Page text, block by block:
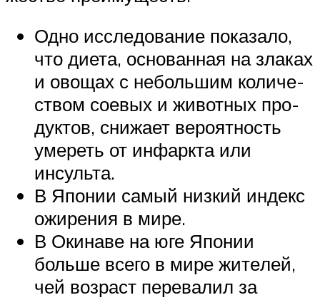
Одно иссле­до­ва­ние пока­зало,
что диета, осно­ван­ная на зла­ках
и ово­щах с неболь­шим коли­че­
ством сое­вых и живот­ных про­
дук­тов, сни­жает веро­ят­ность
уме­реть от инфаркта или
инсульта.
В Япо­нии самый низ­кий индекс
ожи­ре­ния в мире.
В Оки­наве на юге Япо­нии
больше всего в мире жите­лей,
чей воз­раст пере­ва­лил за